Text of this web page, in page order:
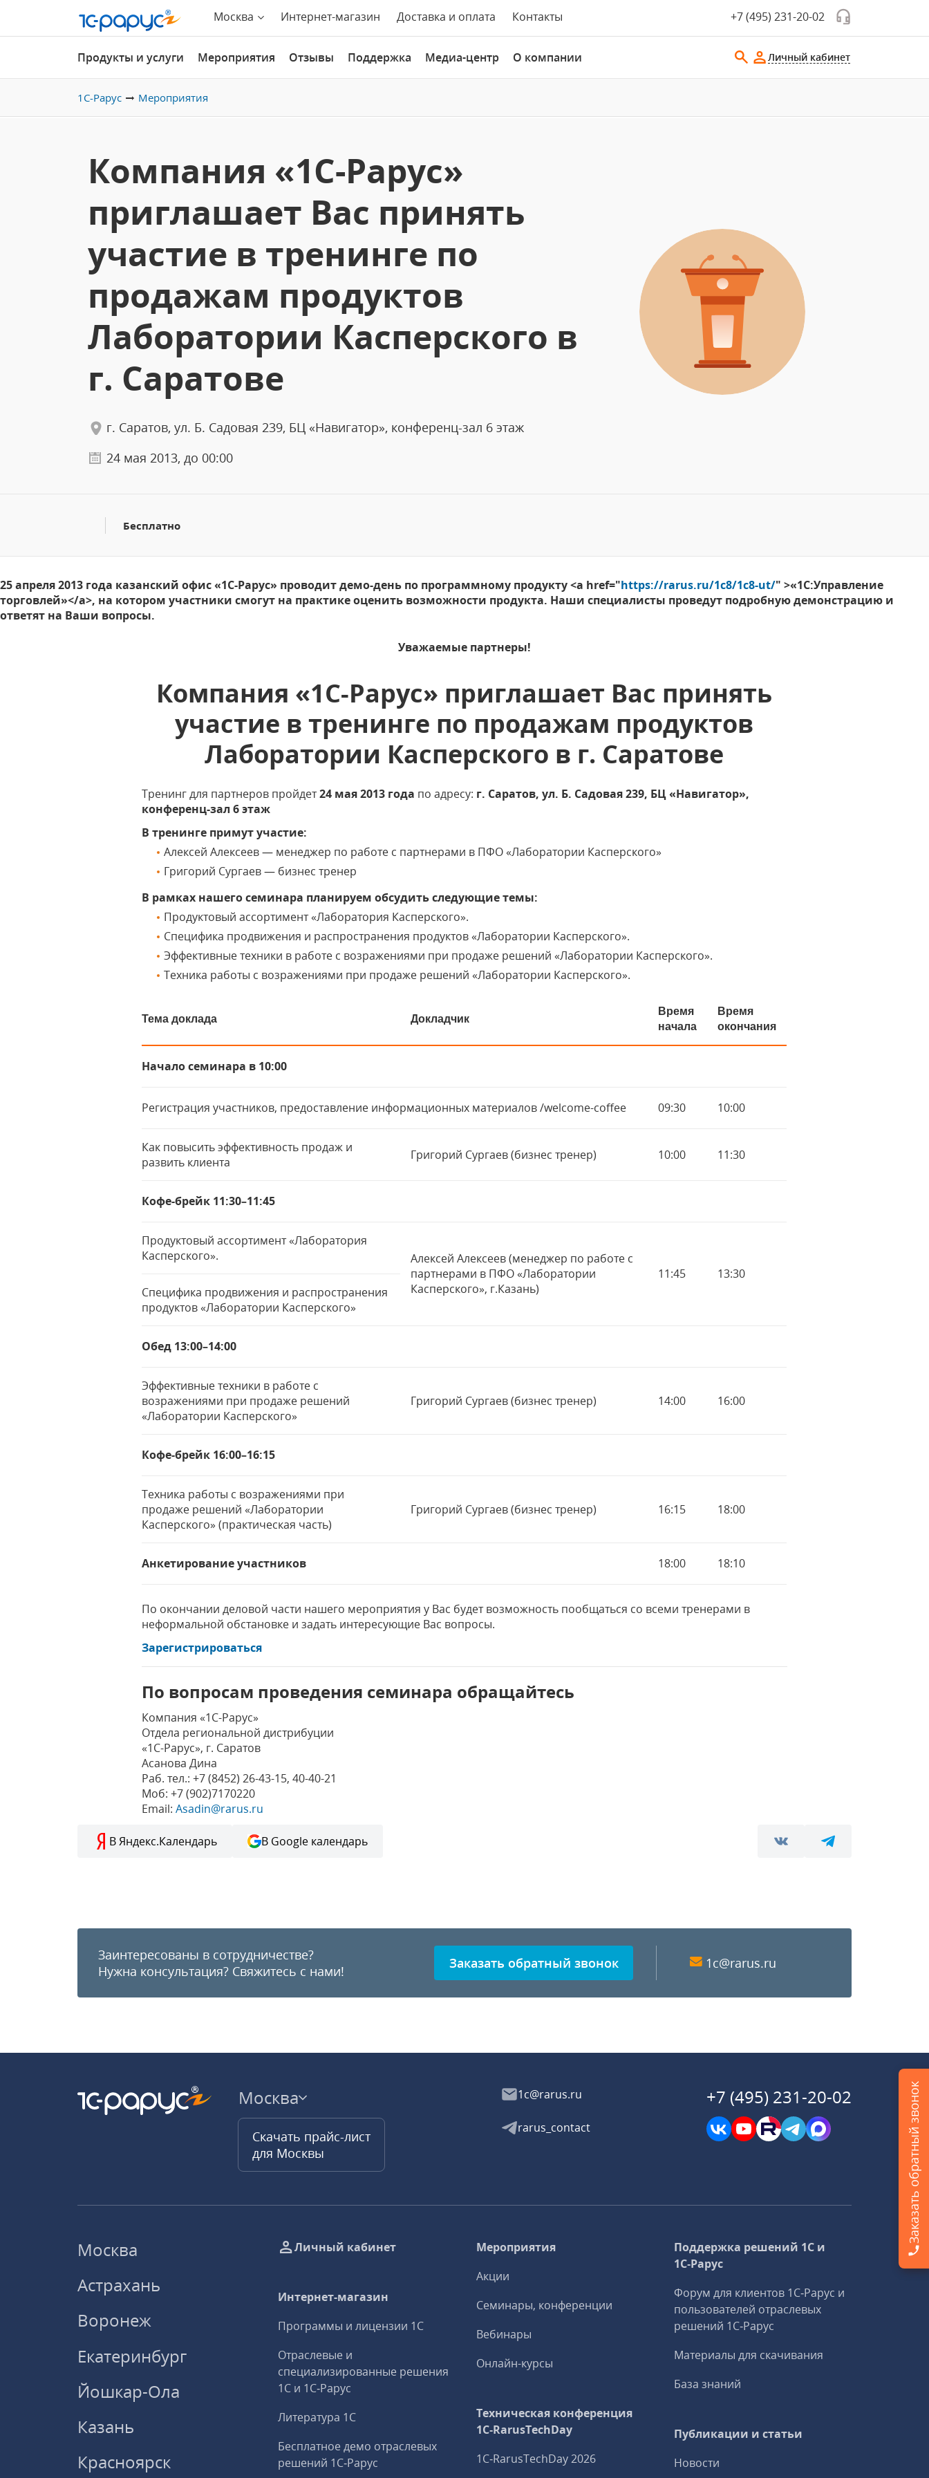
Москва Интернет-магазин Доставка и оплата Контакты +7 (495) 231-20-02
Продукты и услуги Мероприятия Отзывы Поддержка Медиа-центр О компании Личный кабинет
1С-Рарус Мероприятия
Компания «1С-Рарус»
приглашает Вас принять
участие в тренинге по
продажам продуктов
Лаборатории Касперского в
г. Саратове
г. Саратов, ул. Б. Садовая 239, БЦ «Навигатор», конференц-зал 6 этаж
24 мая 2013, до 00:00
Бесплатно
25 апреля 2013 года казанский офис «1С-Рарус» проводит демо-день по программному продукту <a href="https://rarus.ru/1c8/1c8-ut/" >«1С:Управление
торговлей»</a>, на котором участники смогут на практике оценить возможности продукта. Наши специалисты проведут подробную демонстрацию и
ответят на Ваши вопросы.
Уважаемые партнеры!
Компания «1С-Рарус» приглашает Вас принять
участие в тренинге по продажам продуктов
Лаборатории Касперского в г. Саратове
Тренинг для партнеров пройдет24 мая 2013 года по адресу: г. Саратов, ул. Б. Садовая 239, БЦ «Навигатор»,
конференц-зал 6 этаж
В тренинге примут участие:
Алексей Алексеев — менеджер по работе с партнерами в ПФО «Лаборатории Касперского»
Григорий Сургаев — бизнес тренер
В рамках нашего семинара планируем обсудить следующие темы:
Продуктовый ассортимент «Лаборатория Касперского».
Специфика продвижения и распространения продуктов «Лаборатории Касперского».
Эффективные техники в работе с возражениями при продаже решений «Лаборатории Касперского».
Техника работы с возражениями при продаже решений «Лаборатории Касперского».
Тема доклада Докладчик
Время
начала
Время
окончания
Начало семинара в 10:00
Регистрация участников, предоставление информационных материалов /welcome-coffee 09:30 10:00
Как повысить эффективность продаж и
развить клиента
Григорий Сургаев (бизнес тренер) 10:00 11:30
Кофе-брейк 11:30–11:45
Продуктовый ассортимент «Лаборатория
Касперского».
Алексей Алексеев (менеджер по работе с
партнерами в ПФО «Лаборатории
Касперского», г.Казань)
11:45
13:30
Специфика продвижения и распространения
продуктов «Лаборатории Касперского»
Обед 13:00–14:00
Эффективные техники в работе с
возражениями при продаже решений
«Лаборатории Касперского»
Григорий Сургаев (бизнес тренер) 14:00 16:00
Кофе-брейк 16:00–16:15
Техника работы с возражениями при
продаже решений «Лаборатории
Касперского» (практическая часть)
Григорий Сургаев (бизнес тренер) 16:15 18:00
Анкетирование участников 18:00 18:10
По окончании деловой части нашего мероприятия у Вас будет возможность пообщаться со всеми тренерами в
неформальной обстановке и задать интересующие Вас вопросы.
Зарегистрироваться
По вопросам проведения семинара обращайтесь
Компания «1С-Рарус»
Отдела региональной дистрибуции
«1С-Рарус», г. Саратов
Асанова Дина
Раб. тел.: +7 (8452) 26-43-15, 40-40-21
Моб: +7 (902)7170220
Email:Asadin@rarus.ru
В Яндекс.Календарь В Google календарь
Заинтересованы в сотрудничестве?
Нужна консультация? Свяжитесь с нами! Заказать обратный звонок 1c@rarus.ru
Москва
Скачать прайс-лист
для Москвы
1c@rarus.ru
rarus_contact
+7 (495) 231-20-02
Москва
Астрахань
Воронеж
Екатеринбург
Йошкар-Ола
Казань
Красноярск
Личный кабинет
Интернет-магазин
Программы и лицензии 1С
Отраслевые и
специализированные решения
1С и 1С‑Рарус
Литература 1С
Бесплатное демо отраслевых
решений 1С‑Рарус
Мероприятия
Акции
Семинары, конференции
Вебинары
Онлайн-курсы
Техническая конференция
1C‑RarusTechDay
1C‑RarusTechDay 2026
Поддержка решений 1С и
1С‑Рарус
Форум для клиентов 1С‑Рарус и
пользователей отраслевых
решений 1С‑Рарус
Материалы для скачивания
База знаний
Публикации и статьи
Новости
Заказать обратный звонок